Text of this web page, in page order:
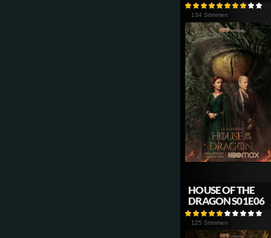
134 Stimmen
HOUSE OF THE
DRAGON S01E06
125 Stimmen